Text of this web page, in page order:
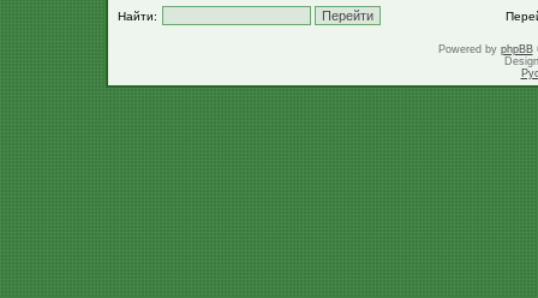
Найти:
Powered by phpBB